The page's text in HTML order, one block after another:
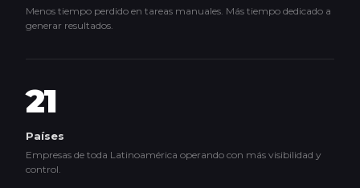
Menos tiempo perdido en tareas manuales. Más tiempo dedicado a
generar resultados.
21
Países
Empresas de toda Latinoamérica operando con más visibilidad y
control.